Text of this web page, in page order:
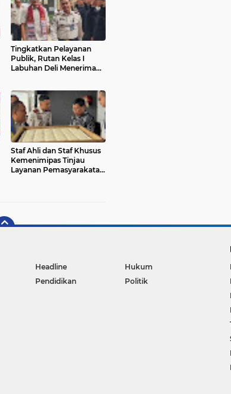
Tingkatkan Pelayanan
Publik, Rutan Kelas I
Labuhan Deli Menerima
Imipas
Staf Ahli dan Staf Khusus
Kemenimipas Tinjau
Layanan Pemasyarakatan
Headline
Hukum
Pendidikan Politik